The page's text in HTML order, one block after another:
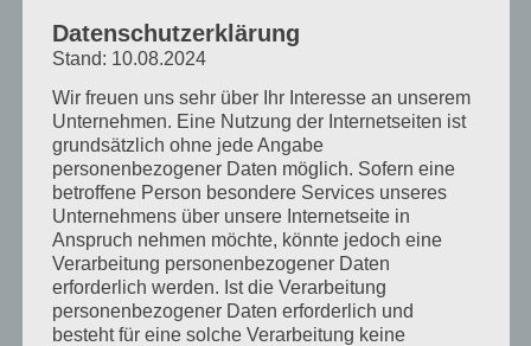
Datenschutzerklärung
Stand: 10.08.2024
Wir freuen uns sehr über Ihr Interesse an unserem
Unternehmen. Eine Nutzung der Internetseiten ist
grundsätzlich ohne jede Angabe
personenbezogener Daten möglich. Sofern eine
betroffene Person besondere Services unseres
Unternehmens über unsere Internetseite in
Anspruch nehmen möchte, könnte jedoch eine
Verarbeitung personenbezogener Daten
erforderlich werden. Ist die Verarbeitung
personenbezogener Daten erforderlich und
besteht für eine solche Verarbeitung keine